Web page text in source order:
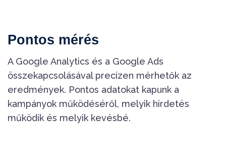
Pontos mérés
A Google Analytics és a Google Ads
összekapcsolásával precízen mérhetők az
eredmények. Pontos adatokat kapunk a
kampányok működéséről, melyik hirdetés
működik és melyik kevésbé.